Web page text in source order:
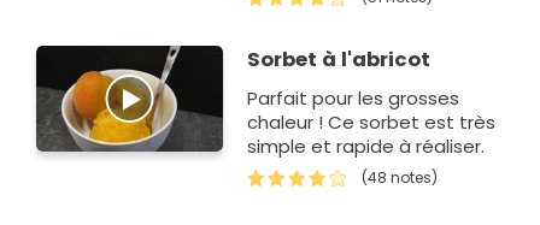
Sorbet à l'abricot
Parfait pour les grosses
chaleur ! Ce sorbet est très
simple et rapide à réaliser.
(48 notes)